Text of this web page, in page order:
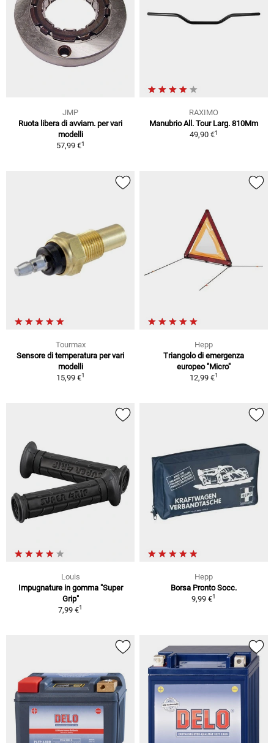
JMP
Ruota libera di avviam. per vari
modelli
57,99 €1
RAXIMO
Manubrio All. Tour Larg. 810Mm
49,90 €1
Tourmax
Sensore di temperatura per vari
modelli
15,99 €1
Hepp
Triangolo di emergenza
europeo "Micro"
12,99 €1
Louis
Impugnature in gomma "Super
Grip"
7,99 €1
Hepp
Borsa Pronto Socc.
9,99 €1